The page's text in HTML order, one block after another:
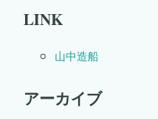
LINK
山中造船
アーカイブ